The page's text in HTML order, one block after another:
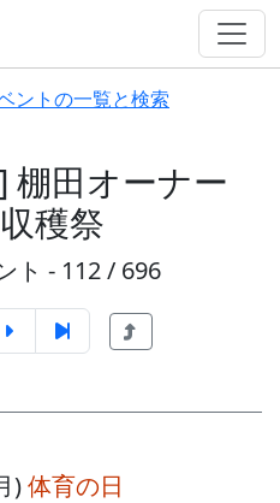
ントの一覧と検索
棚田オーナー
穫祭
ト - 112 / 696
)体育の日